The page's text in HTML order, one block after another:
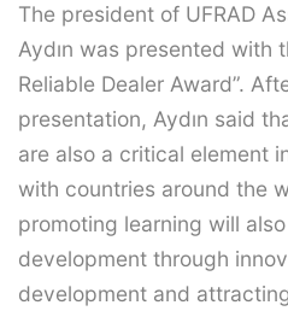
The president of UFRAD
Aydın was presented with
Reliable Dealer Award”.
presentation, Aydın said
are also a critical element
with countries around the
promoting learning will
development through
development and